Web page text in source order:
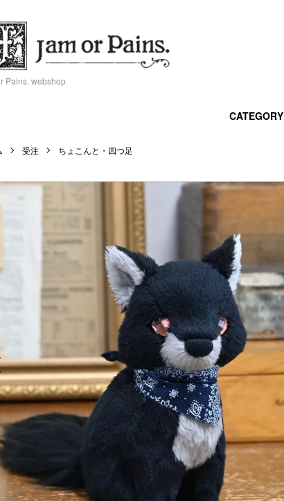
Pains. webshop
CATEGORY
受注 ちょこんと・四つ足